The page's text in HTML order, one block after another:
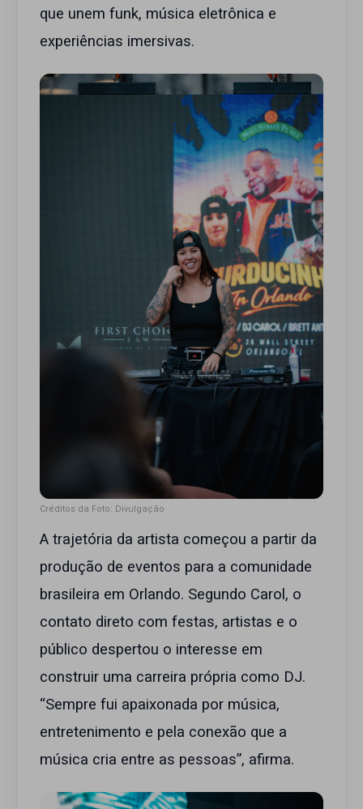
que unem funk, música eletrônica e
experiências imersivas.
Créditos da Foto: Divulgação
A trajetória da artista começou a partir da
produção de eventos para a comunidade
brasileira em Orlando. Segundo Carol, o
contato direto com festas, artistas e o
público despertou o interesse em
construir uma carreira própria como DJ.
“Sempre fui apaixonada por música,
entretenimento e pela conexão que a
música cria entre as pessoas”, afirma.